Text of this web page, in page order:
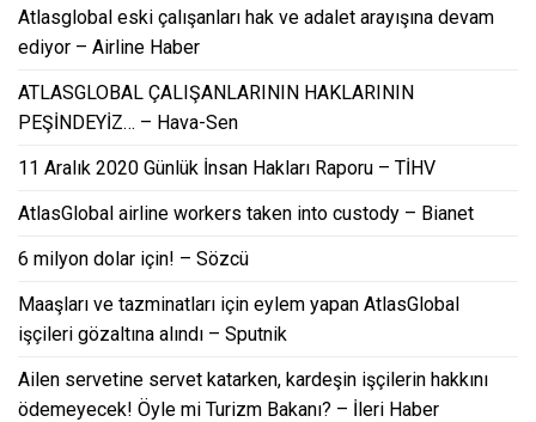
Atlasglobal eski çalışanları hak ve adalet arayışına devam
ediyor – Airline Haber
ATLASGLOBAL ÇALIŞANLARININ HAKLARININ
PEŞİNDEYİZ… – Hava-Sen
11 Aralık 2020 Günlük İnsan Hakları Raporu – TİHV
AtlasGlobal airline workers taken into custody – Bianet
6 milyon dolar için! – Sözcü
Maaşları ve tazminatları için eylem yapan AtlasGlobal
işçileri gözaltına alındı – Sputnik
Ailen servetine servet katarken, kardeşin işçilerin hakkını
ödemeyecek! Öyle mi Turizm Bakanı? – İleri Haber